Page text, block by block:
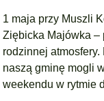
1 maja przy Muszli
Ziębicka Majówka –
rodzinnej
naszą gminę mogli
weekendu w rytmie